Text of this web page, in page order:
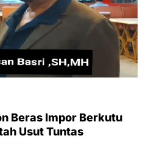
Beras Impor Berkutu
Usut Tuntas